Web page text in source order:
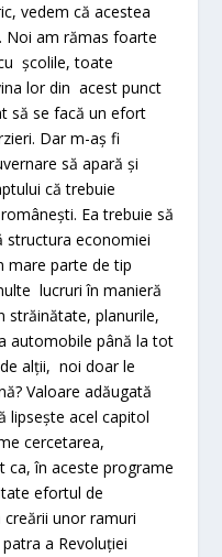
vedem că acestea
Noi am rămas foarte
școlile, toate
lor din acest punct
să se facă un efort
Dar m-aș fi
să apară și
că trebuie
Ea trebuie să
structura economiei
mare parte de tip
lucruri în manieră
străinătate, planurile,
automobile până la tot
alții, noi doar le
Valoare adăugată
lipsește acel capitol
cercetarea,
ca, în aceste programe
efortul de
unor ramuri
a Revoluției